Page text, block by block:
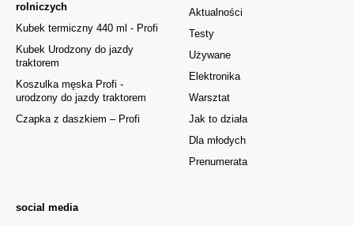
Aktualności
Testy
Używane
Elektronika
Warsztat
Jak to działa
Dla młodych
Prenumerata
rolniczych
Kubek termiczny 440 ml - Profi
Kubek Urodzony do jazdy
traktorem
Koszulka męska Profi -
urodzony do jazdy traktorem
Czapka z daszkiem – Profi
social media